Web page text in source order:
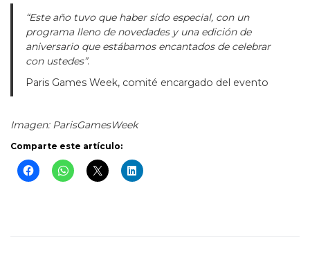
“Este año tuvo que haber sido especial, con un
programa lleno de novedades y una edición de
aniversario que estábamos encantados de celebrar
con ustedes”.
Paris Games Week, comité encargado del evento
Imagen: ParisGamesWeek
Comparte este artículo: